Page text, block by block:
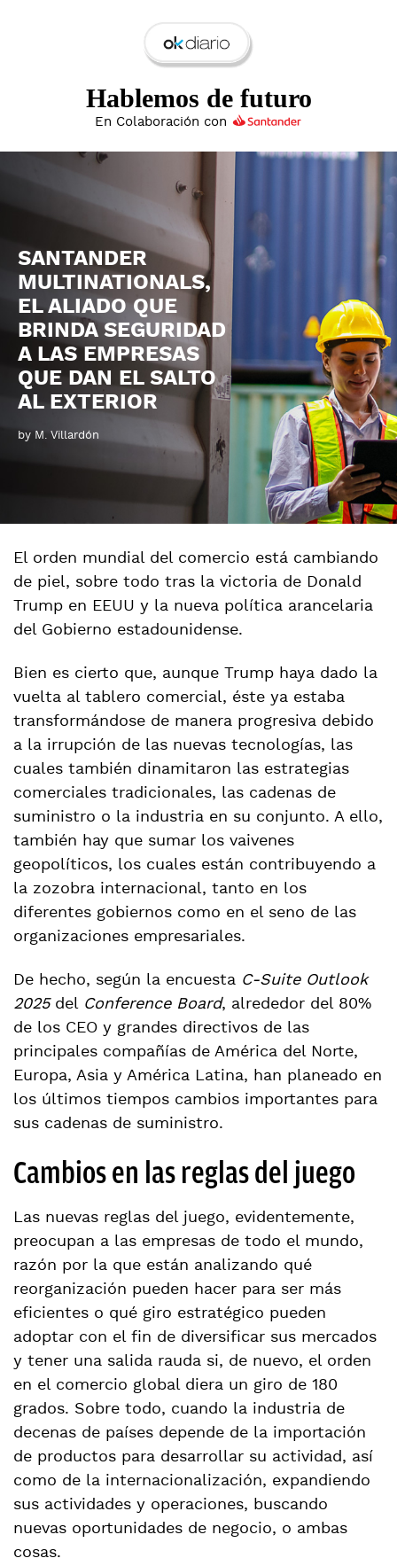
Hablemos de futuro
En Colaboración con
SANTANDER
MULTINATIONALS,
EL ALIADO QUE
BRINDA SEGURIDAD
A LAS EMPRESAS
QUE DAN EL SALTO
AL EXTERIOR
by M. Villardón
El orden mundial del comercio está cambiando
de piel, sobre todo tras la victoria de Donald
Trump en EEUU y la nueva política arancelaria
del Gobierno estadounidense.
Bien es cierto que, aunque Trump haya dado la
vuelta al tablero comercial, éste ya estaba
transformándose de manera progresiva debido
a la irrupción de las nuevas tecnologías, las
cuales también dinamitaron las estrategias
comerciales tradicionales, las cadenas de
suministro o la industria en su conjunto. A ello,
también hay que sumar los vaivenes
geopolíticos, los cuales están contribuyendo a
la zozobra internacional, tanto en los
diferentes gobiernos como en el seno de las
organizaciones empresariales.
De hecho, según la encuesta C-Suite Outlook
2025del Conference Board, alrededor del 80%
de los CEO y grandes directivos de las
principales compañías de América del Norte,
Europa, Asia y América Latina, han planeado en
los últimos tiempos cambios importantes para
sus cadenas de suministro.
Cambios en las reglas del juego
Las nuevas reglas del juego, evidentemente,
preocupan a las empresas de todo el mundo,
razón por la que están analizando qué
reorganización pueden hacer para ser más
eficientes o qué giro estratégico pueden
adoptar con el fin de diversificar sus mercados
y tener una salida rauda si, de nuevo, el orden
en el comercio global diera un giro de 180
grados. Sobre todo, cuando la industria de
decenas de países depende de la importación
de productos para desarrollar su actividad, así
como de la internacionalización, expandiendo
sus actividades y operaciones, buscando
nuevas oportunidades de negocio, o ambas
cosas.